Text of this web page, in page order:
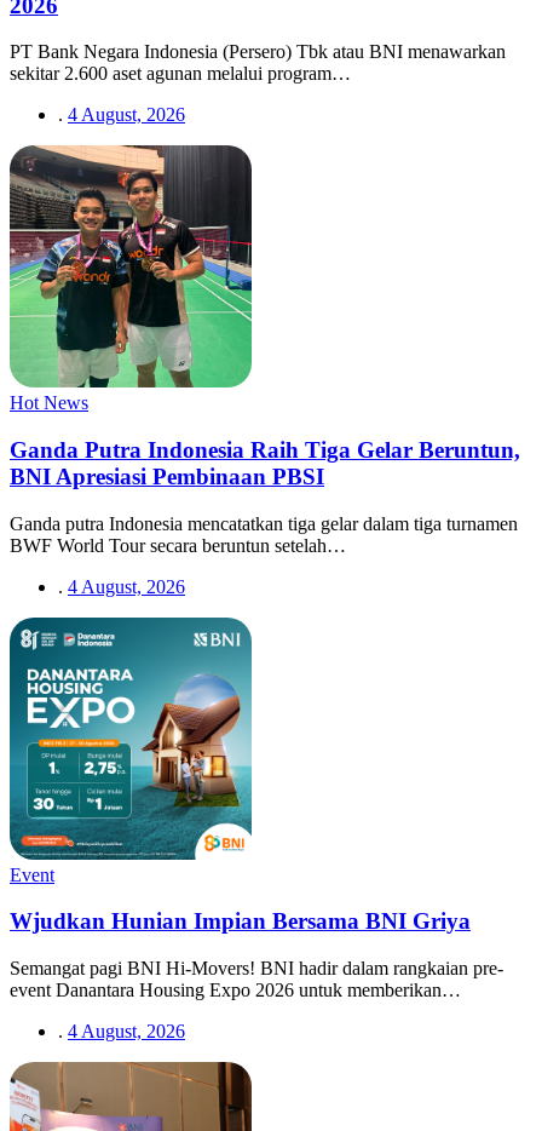
PT Bank Negara Indonesia (Persero) Tbk atau BNI menawarkan
sekitar 2.600 aset agunan melalui program…
. 4 August, 2026
Hot News
Ganda Putra Indonesia Raih Tiga Gelar Beruntun,
BNI Apresiasi Pembinaan PBSI
Ganda putra Indonesia mencatatkan tiga gelar dalam tiga turnamen
BWF World Tour secara beruntun setelah…
. 4 August, 2026
Event
Wjudkan Hunian Impian Bersama BNI Griya
Semangat pagi BNI Hi-Movers! BNI hadir dalam rangkaian pre-
event Danantara Housing Expo 2026 untuk memberikan…
. 4 August, 2026